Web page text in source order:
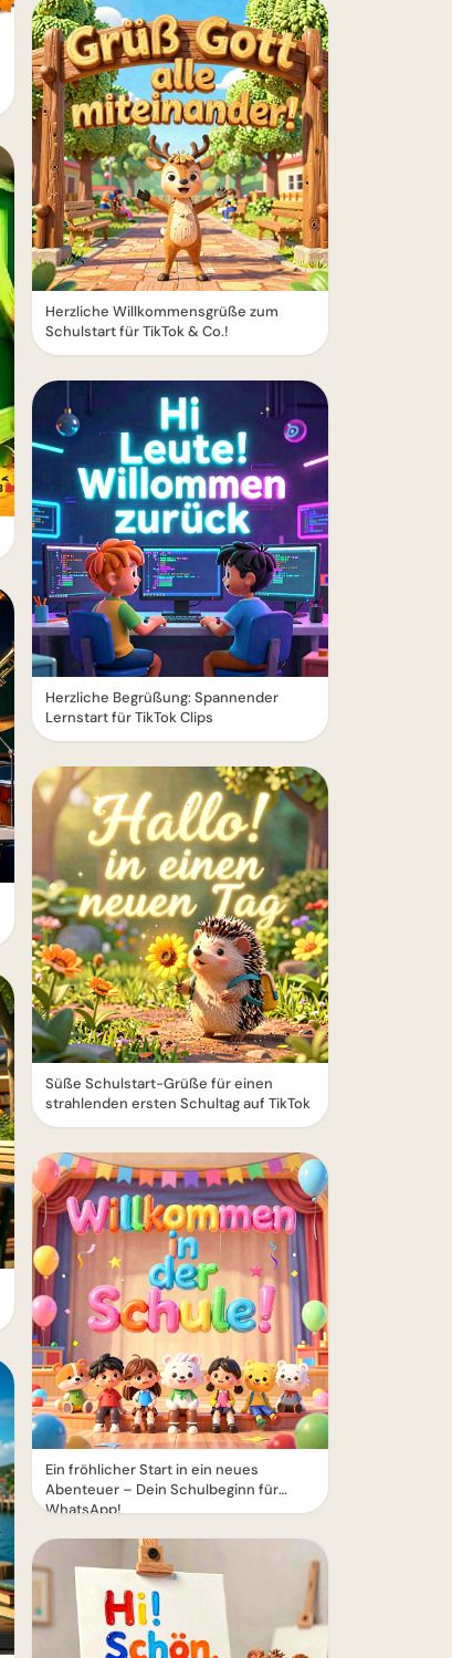
Herzliche Willkommensgrüße zum
Schulstart für TikTok & Co.!
Herzliche Begrüßung: Spannender
Lernstart für TikTok Clips
Süße Schulstart-Grüße für einen
strahlenden ersten Schultag auf TikTok
Ein fröhlicher Start in ein neues
Abenteuer – Dein Schulbeginn für
WhatsApp!